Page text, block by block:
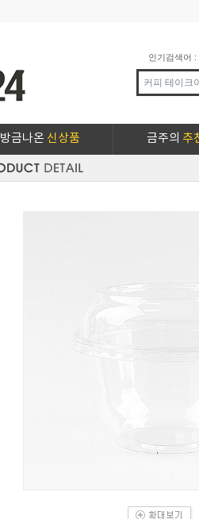
인기검색어 :
방금나온 신상품 금주의 추